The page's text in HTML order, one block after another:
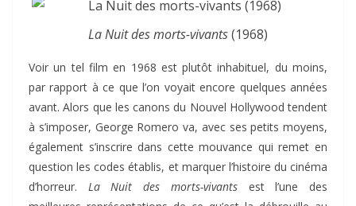
La Nuit des morts-vivants(1968)
Voir un tel film en 1968 est plutôt inhabituel, du moins,
par rapport à ce que l’on voyait encore quelques années
avant. Alors que les canons du Nouvel Hollywood tendent
à s’imposer, George Romero va, avec ses petits moyens,
également s’inscrire dans cette mouvance qui remet en
question les codes établis, et marquer l’histoire du cinéma
d’horreur. La Nuit des morts-vivantsest l’une des